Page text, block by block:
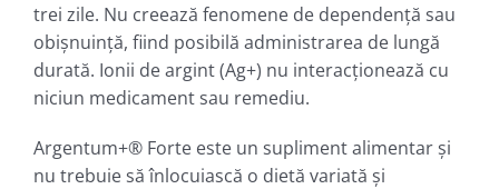
trei zile. Nu creează fenomene de dependenţă sau
obişnuinţă, fiind posibilă administrarea de lungă
durată. Ionii de argint (Ag+) nu interacţionează cu
niciun medicament sau remediu.
Argentum+® Forte este un supliment alimentar şi
nu trebuie să înlocuiască o dietă variată şi